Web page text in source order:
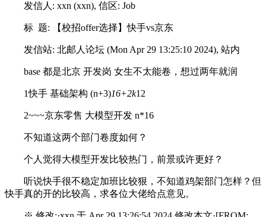
发信人: xxn (xxn), 信区: Job
标 题: 【校招offer选择】快手vs京东
发信站: 北邮人论坛 (Mon Apr 29 13:25:10 2024), 站内
base 都是北京 开发岗 女生不太能卷，想过两年就润
1快手 基础架构 (n+3)16+2k12
2~~~京东零售 大模型开发 n*16
不知道这两个部门卷度如何？
个人觉得大模型开发比较热门，前景或许更好？
听说快手很不稳定加班比较狠，不知道鸡架部门怎样？但
快手真的开的比较高，求各位大佬给点意见。